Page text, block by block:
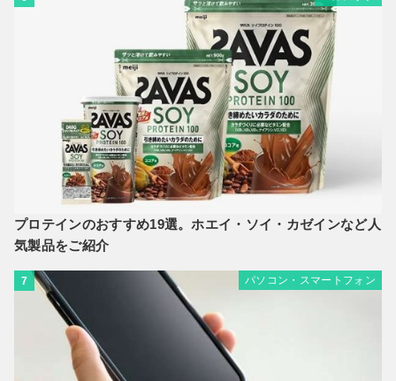
プロテインのおすすめ19選。ホエイ・ソイ・カゼインなど人
気製品をご紹介
7 パソコン・スマートフォン